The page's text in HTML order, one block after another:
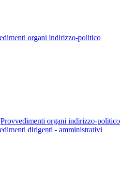
organi indirizzo-politico
Provvedimenti organi indirizzo-politico
dirigenti - amministrativi